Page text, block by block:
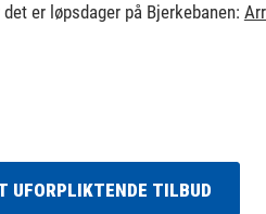
er løpsdager på Bjerkebanen:
UFORPLIKTENDE TILBUD